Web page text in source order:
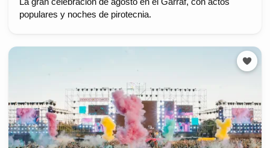
La gran celebración de agosto en el Garraf, con actos
populares y noches de pirotecnia.